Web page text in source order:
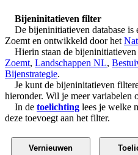
Bijeninitatieven filter
De bijeninitiatieven database is
Zoemt en ontwikkeld door het
Hierin staan de bijeninitiatieven
Zoemt, Landschappen NL,
Bijenstrategie.
Je kunt de bijeninitatieven
hieronder. Wil je meer variabelen
In de toelichting lees je welke
deze toevoegt aan het filter.